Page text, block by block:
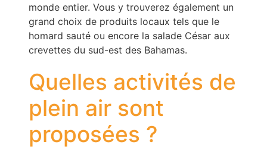
monde entier. Vous y trouverez également un
grand choix de produits locaux tels que le
homard sauté ou encore la salade César aux
crevettes du sud-est des Bahamas.
Quelles activités de
plein air sont
proposées ?